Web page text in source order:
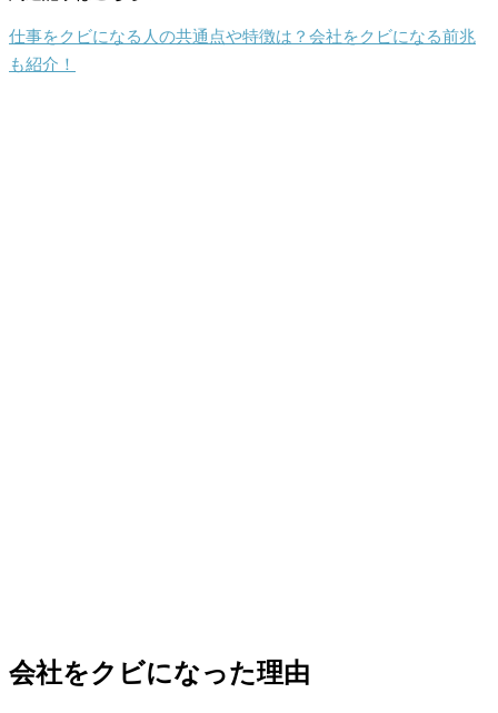
仕事をクビになる人の共通点や特徴は？会社をクビになる前兆
も紹介！
会社をクビになった理由